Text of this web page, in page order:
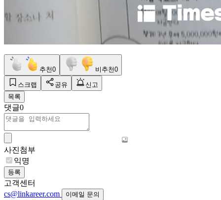
추천0 비추천0
스크랩 공유
신고
목록
댓글0
사진첨부
익명
등록
고객센터
cs@linkareer.com
이메일 문의